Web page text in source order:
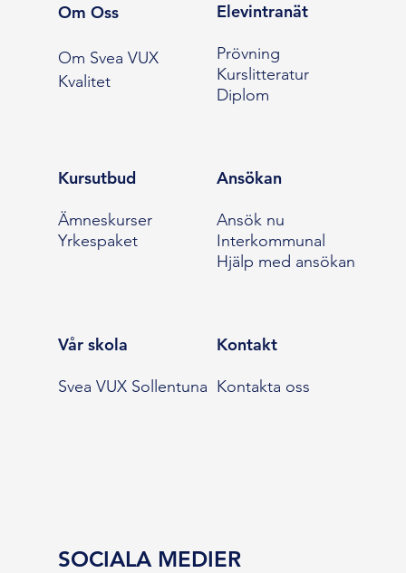
Om Oss
Om Svea VUX
Kvalitet
Elevintranät
Prövning
Kurslitteratur
Diplom
Kursutbud
Ämneskurser
Yrkespaket
Ansökan
Ansök nu
Interkommunal
Hjälp med ansökan
Vår skola
Svea VUX Sollentuna
Kontakt
Kontakta oss
SOCIALA MEDIER